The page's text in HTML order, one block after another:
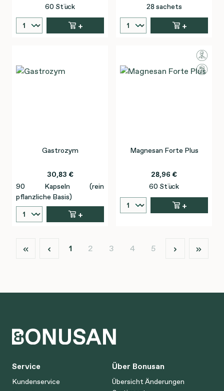
60 Stück
+
28 sachets
+
Gastrozym
30,83 €
90 Kapseln (rein
pflanzliche Basis)
+
Magnesan Forte Plus
28,96 €
60 Stück
+
Seite
1 Seite
2 Seite
3 Seite
4 Seite
5
Service
Kundenservice
Über Bonusan
Übersicht Änderungen